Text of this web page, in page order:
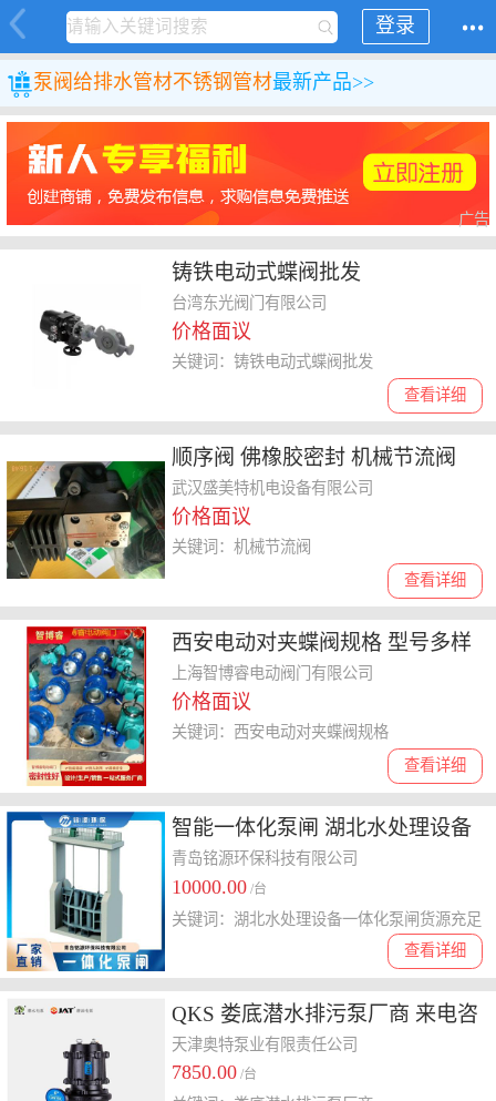
登录
泵阀给排水管材不锈钢管材最新产品>>
广告
铸铁电动式蝶阀批发
台湾东光阀门有限公司
价格面议
查看详细
关键词：铸铁电动式蝶阀批发
顺序阀 佛橡胶密封 机械节流阀
武汉盛美特机电设备有限公司
价格面议
查看详细
关键词：机械节流阀
西安电动对夹蝶阀规格 型号多样
智博睿电动阀门
上海智博睿电动阀门有限公司
价格面议
查看详细
关键词：西安电动对夹蝶阀规格
智能一体化泵闸 湖北水处理设备
一体化泵闸货源充足 提供泵闸解
决方案
青岛铭源环保科技有限公司
10000.00 /台
查看详细
关键词：湖北水处理设备一体化泵闸货源充足
QKS 娄底潜水排污泵厂商 来电咨
询
天津奥特泵业有限责任公司
7850.00 /台